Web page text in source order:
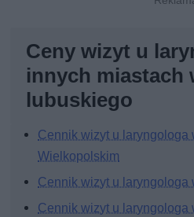
Ceny wizyt u
innych miastach
lubuskiego
Cennik wizyt u laryngologa
Wielkopolskim
Cennik wizyt u laryngologa
Cennik wizyt u laryngologa